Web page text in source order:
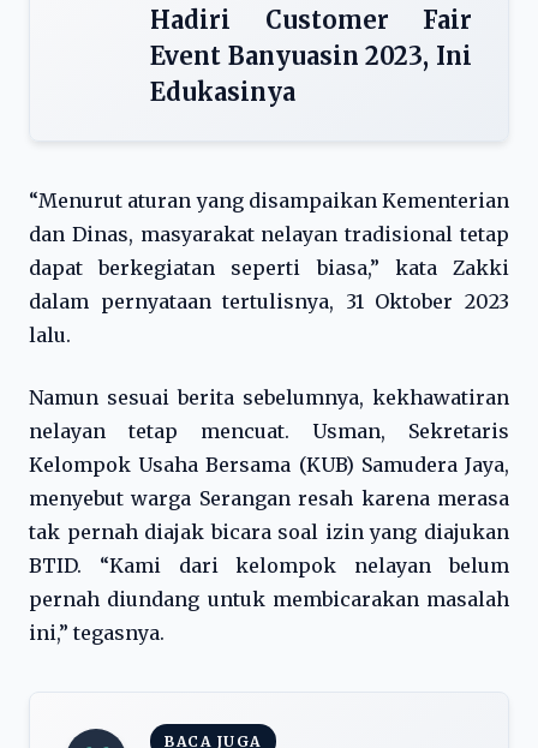
Hadiri Customer Fair
Event Banyuasin 2023, Ini
Edukasinya
“Menurut aturan yang disampaikan Kementerian
dan Dinas, masyarakat nelayan tradisional tetap
dapat berkegiatan seperti biasa,” kata Zakki
dalam pernyataan tertulisnya, 31 Oktober 2023
lalu.
Namun sesuai berita sebelumnya, kekhawatiran
nelayan tetap mencuat. Usman, Sekretaris
Kelompok Usaha Bersama (KUB) Samudera Jaya,
menyebut warga Serangan resah karena merasa
tak pernah diajak bicara soal izin yang diajukan
BTID. “Kami dari kelompok nelayan belum
pernah diundang untuk membicarakan masalah
ini,” tegasnya.
BACA JUGA